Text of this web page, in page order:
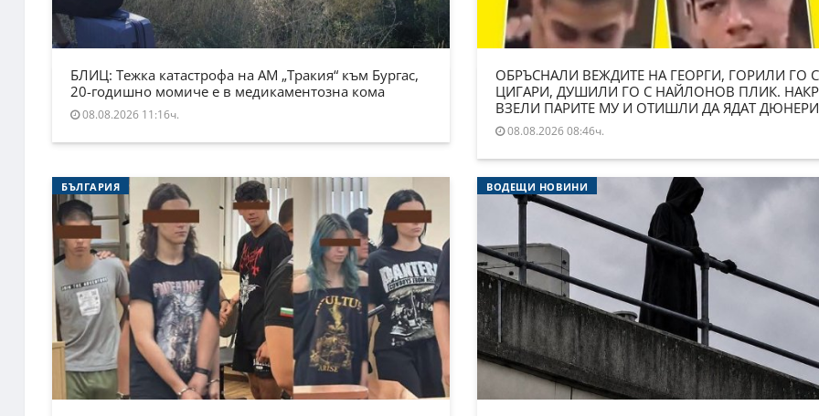
БЛИЦ: Тежка катастрофа на АМ „Тракия“ към Бургас,
20-годишно момиче е в медикаментозна кома
08.08.2026 11:16ч.
ОБРЪСНАЛИ ВЕЖДИТЕ НА ГЕОРГИ, ГОРИЛИ ГО С
ЦИГАРИ, ДУШИЛИ ГО С НАЙЛОНОВ ПЛИК.
ВЗЕЛИ ПАРИТЕ МУ И ОТИШЛИ ДА ЯДАТ ДЮНЕРИ
08.08.2026 08:46ч.
БЪЛГАРИЯ ВОДЕЩИ НОВИНИ